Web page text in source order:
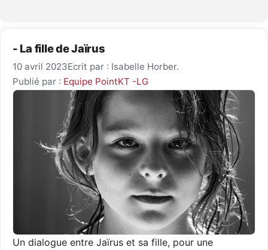
- La fille de Jaïrus
10 avril 2023Ecrit par : Isabelle Horber.
Publié par : Equipe PointKT -LG
Un dialogue entre Jaïrus et sa fille, pour une